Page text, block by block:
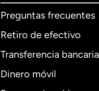
Preguntas frecuentes
Retiro de efectivo
Transferencia bancaria
Dinero móvil